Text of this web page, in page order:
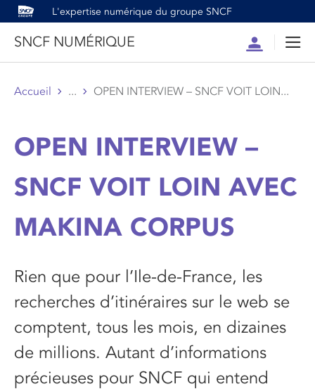
L'expertise numérique du groupe SNCF
SNCF NUMÉRIQUE
Compte
Accueil ... OPEN INTERVIEW – SNCF VOIT LOIN...
OPEN INTERVIEW –
SNCF VOIT LOIN AVEC
MAKINA CORPUS
Rien que pour l’Ile-de-France, les
recherches d’itinéraires sur le web se
comptent, tous les mois, en dizaines
de millions. Autant d’informations
précieuses pour SNCF qui entend